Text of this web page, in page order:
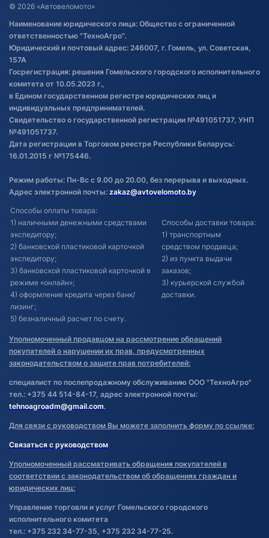
Договор публичной оферты
Обработка файлов cookie
Постановка транспорта на учет
Обновления в ЭПТС 2024
© 2026 «Автовеломото»
Наименование юридического лица: Общество с ограниченной
ответственностью "ТехноАгро".
Юридический и почтовый адрес: 246007, г. Гомель, ул. Советская,
157А
Госрегистрация: решения Гомельского городского исполнительного
комитета от 10.05.2023 г.,
в Едином государственном регистре юридических лиц и
индивидуальных предпринимателей.
Свидетельство о государственной регистрации №491051737, УНП
№491051737.
Дата регистрации в Торговом реестре Республики Беларусь:
16.01.2015 г №175446.
Режим работы: Пн-Вс с 9.00 до 20.00, без перерыва и выходных.
Адрес электронной почты: zakaz@avtovelomoto.by
Способы оплаты товара:
1) наличными денежными средствами
экспедитору;
2) банковской пластиковой карточкой
экспедитору;
3) банковской пластиковой карточкой в
режиме «онлайн»;
4) оформление кредита через банк/
лизинг;
5) безналичный расчет по счету.
Способы доставки товара:
1) транспортным
средством продавца;
2) из пункта выдачи
заказов;
3) курьерской службой
доставки.
Уполномоченный продавцом на рассмотрение обращений
покупателей о нарушении их прав, предусмотренных
законодательством о защите прав потребителей:
специалист по послепродажному обслуживанию ООО "ТехноАгро"
тел.: +375 44 514-84-17, адрес электронной почты:
tehnoagroadm@gmail.com.
Для связи с руководством Вы можете заполнить форму по ссылке:
Связаться с руководством
Уполномоченный рассматривать обращения покупателей в
соответствии с законодательством об обращениях граждан и
юридических лиц:
Управление торговли и услуг Гомельского городского
исполнительного комитета
тел.: +375 232 34-77-35, +375 232 34-77-25.